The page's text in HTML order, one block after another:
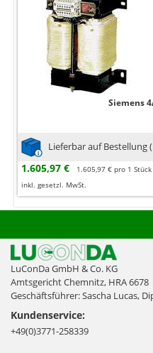
Siemens
Lieferbar auf Bestellung
1.605,97 €
1.605,97 € pro 1 Stück
inkl. gesetzl. MwSt.
LuConDa GmbH & Co. KG
Amtsgericht Chemnitz, HRA 6678
Geschäftsführer: Sascha Lucas,
Kundenservice:
+49(0)3771-258339